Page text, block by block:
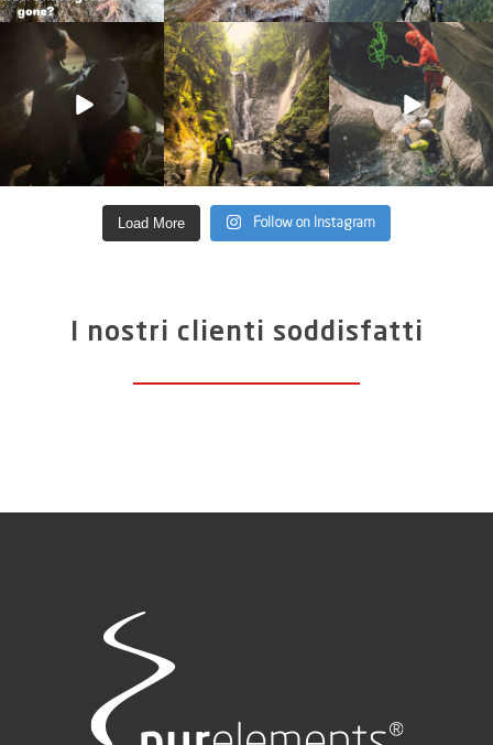
discover_purelements
Giu 4
33 0
discover_purelements
Giu 2
35 2
discover_purelements
Mag 13
0
Load More Follow on Instagram
I nostri clienti soddisfatti